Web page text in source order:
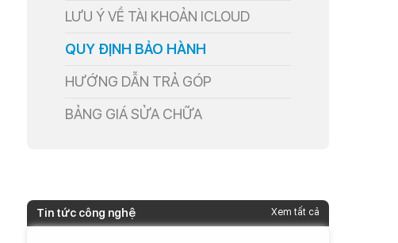
LƯU Ý VỀ TÀI KHOẢN ICLOUD
QUY ĐỊNH BẢO HÀNH
HƯỚNG DẪN TRẢ GÓP
BẢNG GIÁ SỬA CHỮA
Tin tức công nghệ Xem tất cả